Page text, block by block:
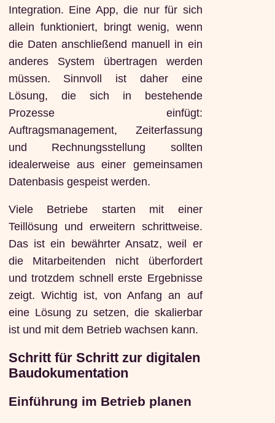
Integration. Eine App, die nur für sich
allein funktioniert, bringt wenig, wenn
die Daten anschließend manuell in ein
anderes System übertragen werden
müssen. Sinnvoll ist daher eine
Lösung, die sich in bestehende
Prozesse einfügt:
Auftragsmanagement, Zeiterfassung
und Rechnungsstellung sollten
idealerweise aus einer gemeinsamen
Datenbasis gespeist werden.
Viele Betriebe starten mit einer
Teillösung und erweitern schrittweise.
Das ist ein bewährter Ansatz, weil er
die Mitarbeitenden nicht überfordert
und trotzdem schnell erste Ergebnisse
zeigt. Wichtig ist, von Anfang an auf
eine Lösung zu setzen, die skalierbar
ist und mit dem Betrieb wachsen kann.
Schritt für Schritt zur digitalen
Baudokumentation
Einführung im Betrieb planen